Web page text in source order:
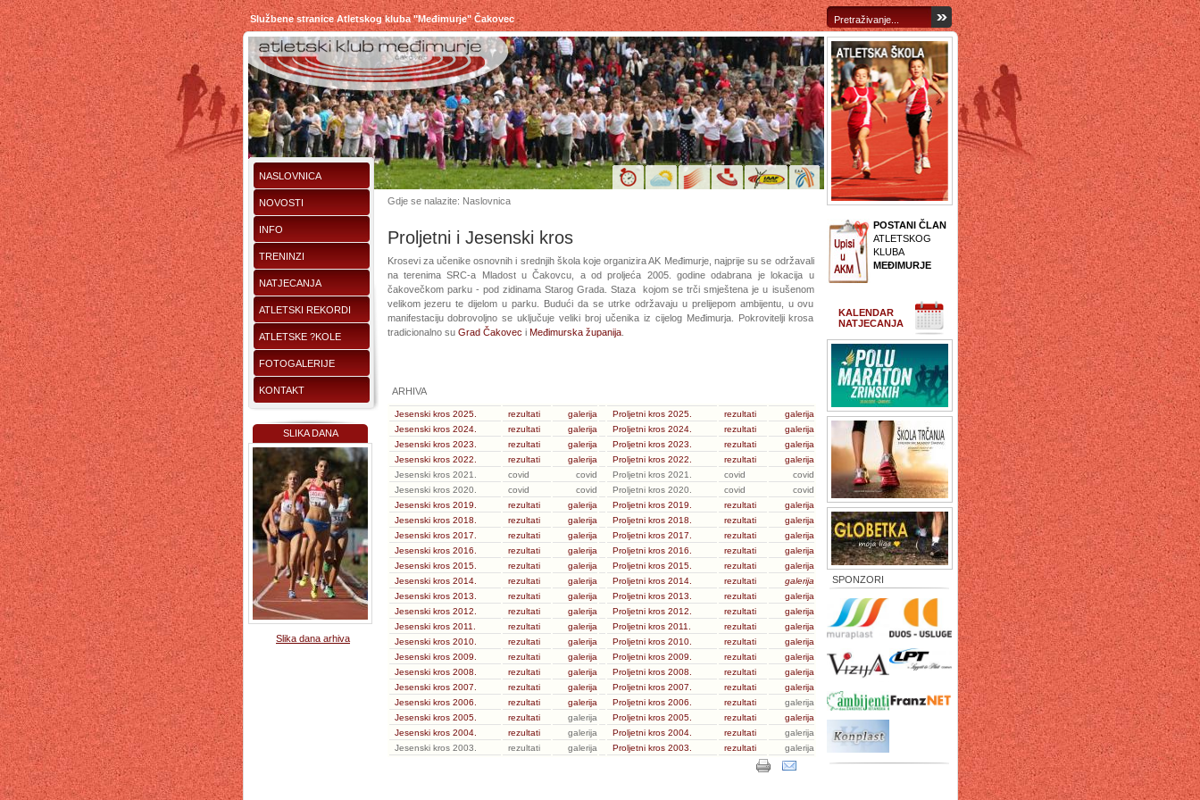
Službene stranice Atletskog kluba "Međimurje" Čakovec
POSTANI ČLAN
ATLETSKOG
KLUBA
MEĐIMURJE
KALENDAR
NATJECANJA
SPONZORI
NASLOVNICA
NOVOSTI
INFO
TRENINZI
NATJECANJA
ATLETSKI REKORDI
ATLETSKE ?KOLE
FOTOGALERIJE
KONTAKT
SLIKA DANA
Slika dana arhiva
Gdje se nalazite: Naslovnica
Proljetni i Jesenski kros
Krosevi za učenike osnovnih i srednjih škola koje organizira AK Međimurje, najprije su se održavali
na terenima SRC-a Mladost u Čakovcu, a od proljeća 2005. godine odabrana je lokacija u
čakovečkom parku - pod zidinama Starog Grada. Staza kojom se trči smještena je u isušenom
velikom jezeru te dijelom u parku. Budući da se utrke održavaju u prelijepom ambijentu, u ovu
manifestaciju dobrovoljno se uključuje veliki broj učenika iz cijelog Međimurja. Pokrovitelji krosa
tradicionalno su Grad Čakovec i Međimurska županija.
ARHIVA
Jesenski kros 2025. rezultati galerija Proljetni kros 2025. rezultati
galerija
Jesenski kros 2024.
rezultati galerija Proljetni kros 2024. rezultati
galerija
Jesenski kros 2023.
rezultati galerija Proljetni kros 2023. rezultati
galerija
Jesenski kros 2022.
rezultati galerija Proljetni kros 2022. rezultati
galerija
Jesenski kros 2021.
covid covid Proljetni kros 2021. covid
covid
Jesenski kros 2020.
covid covid Proljetni kros 2020. covid
covid
Jesenski kros 2019.
rezultati galerija Proljetni kros 2019. rezultati
galerija
Jesenski kros 2018.
rezultati galerija Proljetni kros 2018. rezultati
galerija
Jesenski kros 2017.
rezultati galerija Proljetni kros 2017. rezultati
galerija
Jesenski kros 2016.
rezultati galerija Proljetni kros 2016. rezultati
galerija
Jesenski kros 2015.
rezultati galerija Proljetni kros 2015. rezultati
galerija
Jesenski kros 2014.
rezultati galerija Proljetni kros 2014. rezultati
galerija
Jesenski kros 2013.
rezultati galerija Proljetni kros 2013. rezultati
galerija
Jesenski kros 2012.
rezultati galerija Proljetni kros 2012. rezultati
galerija
Jesenski kros 2011.
rezultati galerija Proljetni kros 2011. rezultati
galerija
Jesenski kros 2010.
rezultati galerija Proljetni kros 2010. rezultati
galerija
Jesenski kros 2009.
rezultati galerija Proljetni kros 2009. rezultati
galerija
Jesenski kros 2008.
rezultati galerija Proljetni kros 2008. rezultati
galerija
Jesenski kros 2007.
rezultati galerija Proljetni kros 2007. rezultati
galerija
Jesenski kros 2006.
rezultati galerija Proljetni kros 2006. rezultati
galerija
Jesenski kros 2005.
rezultati galerija Proljetni kros 2005. rezultati
galerija
Jesenski kros 2004.
rezultati galerija Proljetni kros 2004. rezultati
galerija
Jesenski kros 2003.
rezultati galerija Proljetni kros 2003. rezultati galerija